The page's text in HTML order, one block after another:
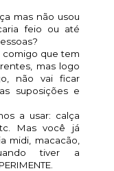
mas não usou
feio ou até
comigo que tem
mas logo
não vai ficar
suposições e
a usar: calça
Mas você já
midi, macacão,
tiver a